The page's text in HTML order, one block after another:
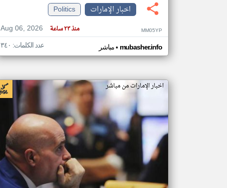
اخبار الإمارات
Politics
Aug 06, 2026
منذ ٢٣ ساعة MM05YP
مباشر• mubasher.info عدد الكلمات: ٣٤٠
اخبار الإمارات من مباشر